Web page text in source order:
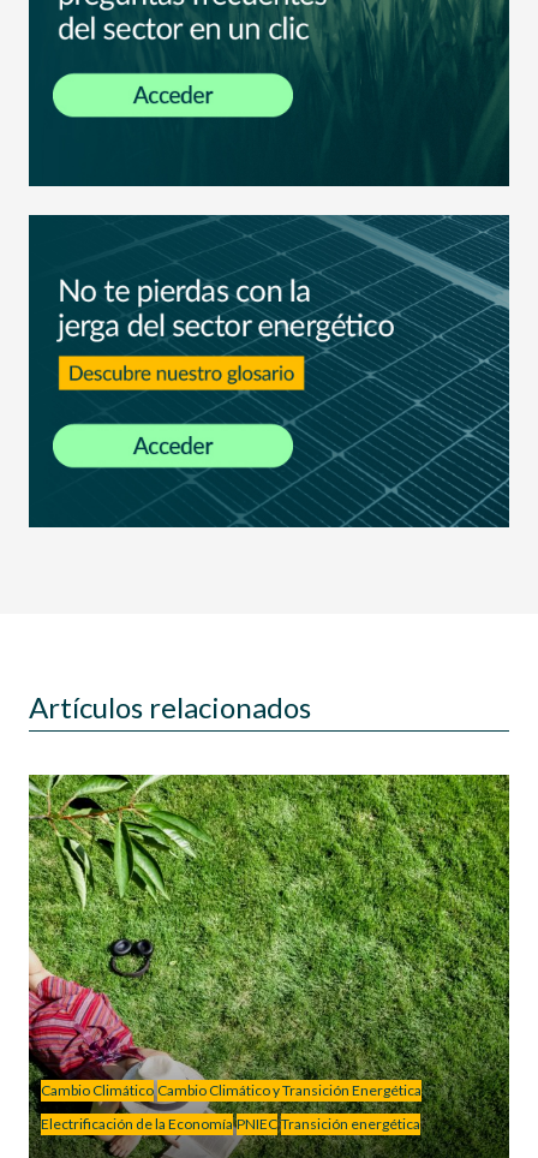
Artículos relacionados
Cambio Climático Cambio Climático y Transición Energética
Electrificación de la Economía PNIEC Transición energética